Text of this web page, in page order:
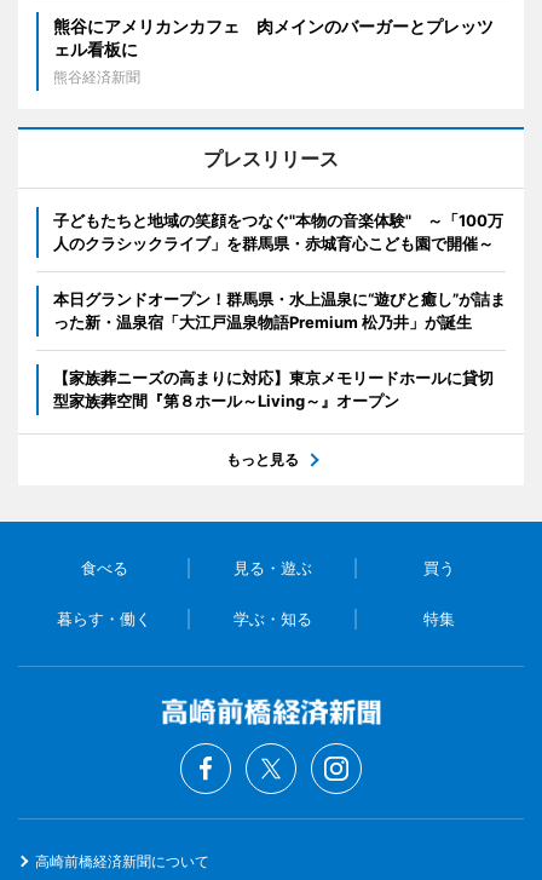
熊谷にアメリカンカフェ 肉メインのバーガーとプレッツ
ェル看板に
熊谷経済新聞
プレスリリース
子どもたちと地域の笑顔をつなぐ"本物の音楽体験" ～「100万
人のクラシックライブ」を群馬県・赤城育心こども園で開催～
本日グランドオープン！群馬県・水上温泉に“遊びと癒し”が詰ま
った新・温泉宿「大江戸温泉物語Premium 松乃井」が誕生
【家族葬ニーズの高まりに対応】東京メモリードホールに貸切
型家族葬空間『第８ホール～Living～』オープン
もっと見る
食べる 見る・遊ぶ 買う
暮らす・働く 学ぶ・知る 特集
高崎前橋経済新聞について